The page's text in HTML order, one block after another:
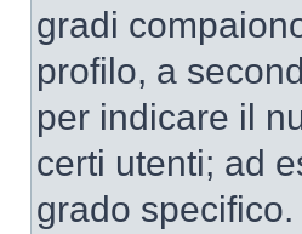
gradi
profilo, a
per indicare il
certi utenti; ad
grado